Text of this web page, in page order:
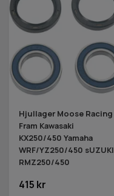
Hjullager Moose Racing
Fram Kawasaki
KX250/450 Yamaha
WRF/YZ250/450 sUZUKI
RMZ250/450
415 kr